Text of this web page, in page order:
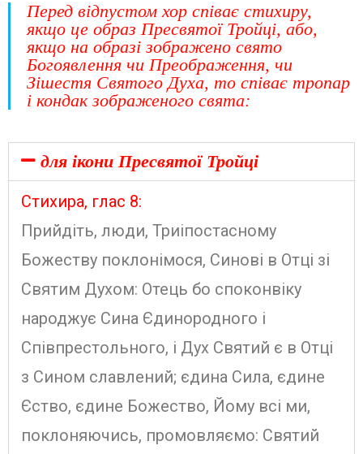
Перед відпустом хор співає стихиру,
якщо це образ Пресвятої Тройці, або,
якщо на образі зо­бражено свято
Богоявлення чи Преображен­ня, чи
Зішестя Святого Духа, то співає тро­пар
і кондак зображеного свята:
для ікони Пресвятої Тройці
Стихира, глас 8:
Прийдіть, люди, Триіпостасному
Божеству поклонімося, Синові в Отці зі
Святим Духом: Отець бо споконвіку
народжує Сина Єдинородного і
Співпрестольного, і Дух Святий є в Отці
з Сином славлений; єдина Сила, єдине
Єство, єдине Божество, Йому всі ми,
поклоняючись, промовляємо: Святий